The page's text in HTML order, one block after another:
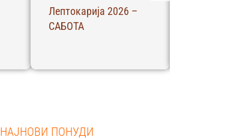
Парга 2026 – СРЕДА
НАЈНОВИ ПОНУДИ